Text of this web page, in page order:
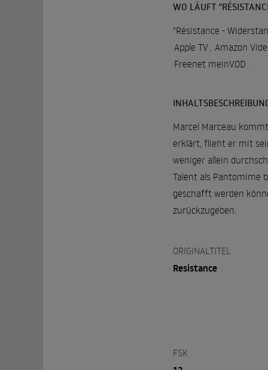
WO LÄUFT
"Résistance -
Apple TV, Amazon
Freenet meinVOD .
Marcel Marceau
erklärt, flieht er mit
weniger allein
Talent als Pantomime
geschafft werden
zurückzugeben.
ORIGINALTITEL
Resistance
FSK